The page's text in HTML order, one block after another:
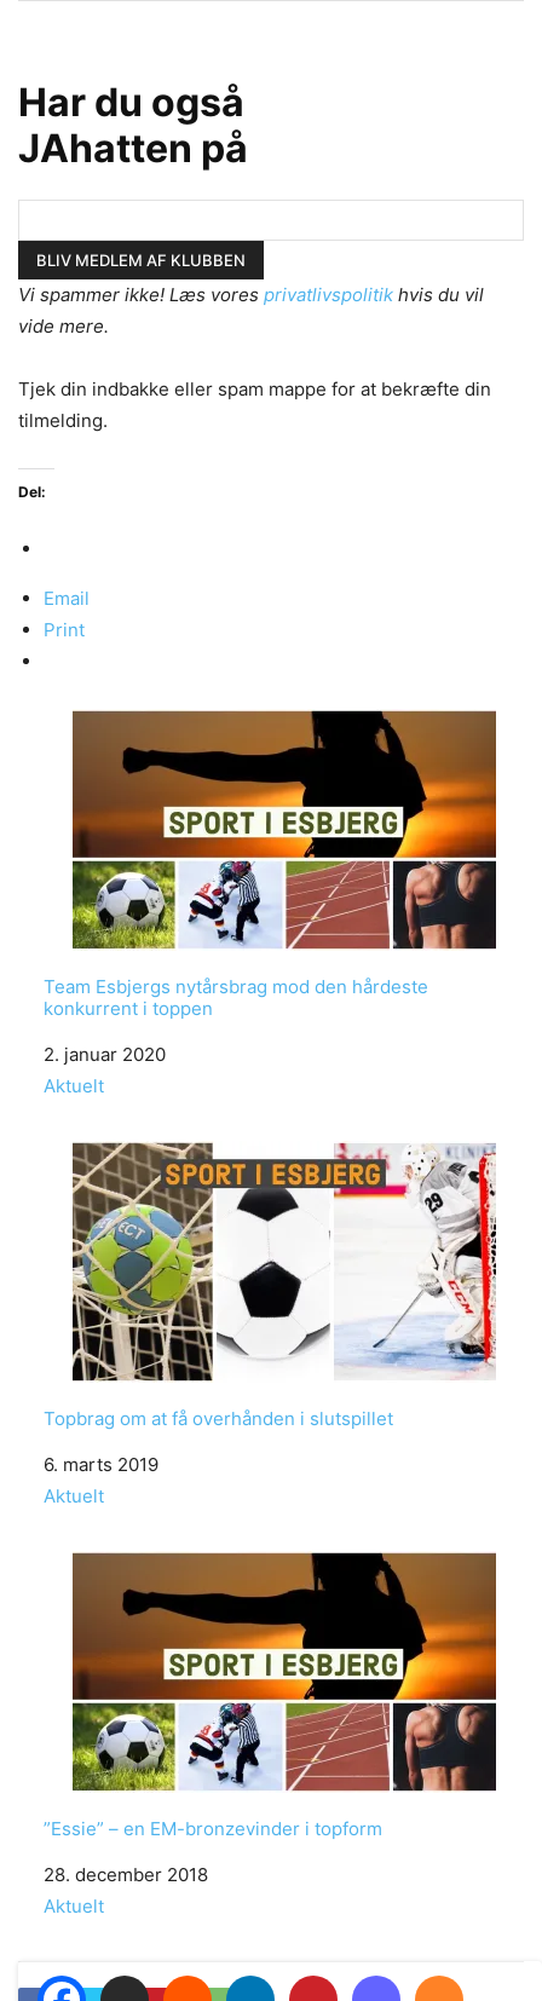
Har du også
JAhatten på
Vi spammer ikke! Læs vores privatlivspolitik hvis du vil
vide mere.
Tjek din indbakke eller spam mappe for at bekræfte din
tilmelding.
Del:
Email
Print
Team Esbjergs nytårsbrag mod den hårdeste
konkurrent i toppen
Date
2. januar 2020
In relation to
Aktuelt
Topbrag om at få overhånden i slutspillet
Date
6. marts 2019
In relation to
Aktuelt
”Essie” – en EM-bronzevinder i topform
Date
28. december 2018
In relation to
Aktuelt